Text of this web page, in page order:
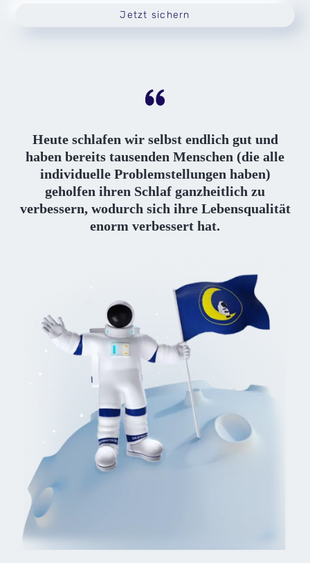
Jetzt sichern
Heute schlafen wir selbst endlich gut und
haben bereits tausenden Menschen (die alle
individuelle Problemstellungen haben)
geholfen ihren Schlaf ganzheitlich zu
verbessern, wodurch sich ihre Lebensqualität
enorm verbessert hat.